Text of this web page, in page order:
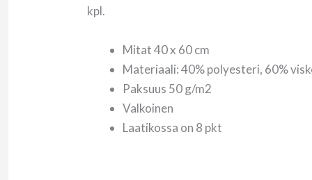
kpl.
Mitat 40 x 60 cm
Materiaali: 40% polyesteri, 60%
Paksuus 50 g/m2
Valkoinen
Laatikossa on 8 pkt